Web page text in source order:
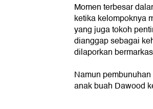
Momen terbesar
ketika kelompoknya
yang juga tokoh
dianggap sebagai
dilaporkan
Namun
anak buah Dawood